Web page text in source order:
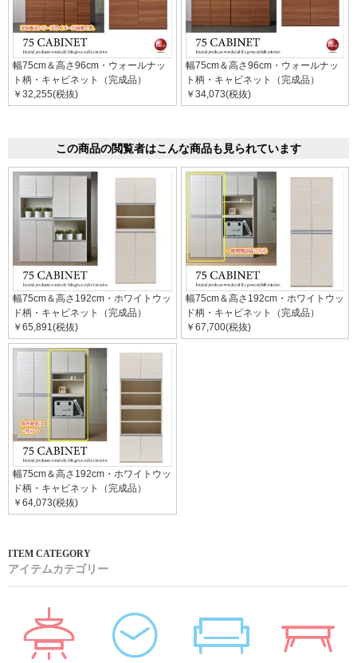
幅75cm＆高さ96cm・ウォールナッ
ト柄・キャビネット（完成品）
￥32,255(税抜)
幅75cm＆高さ96cm・ウォールナッ
ト柄・キャビネット（完成品）
￥34,073(税抜)
この商品の閲覧者はこんな商品も見られています
幅75cm＆高さ192cm・ホワイトウッ
ド柄・キャビネット（完成品）
￥65,891(税抜)
幅75cm＆高さ192cm・ホワイトウッ
ド柄・キャビネット（完成品）
￥67,700(税抜)
幅75cm＆高さ192cm・ホワイトウッ
ド柄・キャビネット（完成品）
￥64,073(税抜)
アイテムカテゴリー